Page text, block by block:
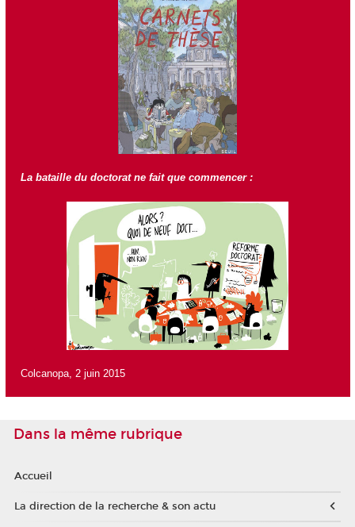
La bataille du doctorat ne fait que commencer :
Colcanopa, 2 juin 2015
Dans la même rubrique
Accueil
La direction de la recherche & son actu